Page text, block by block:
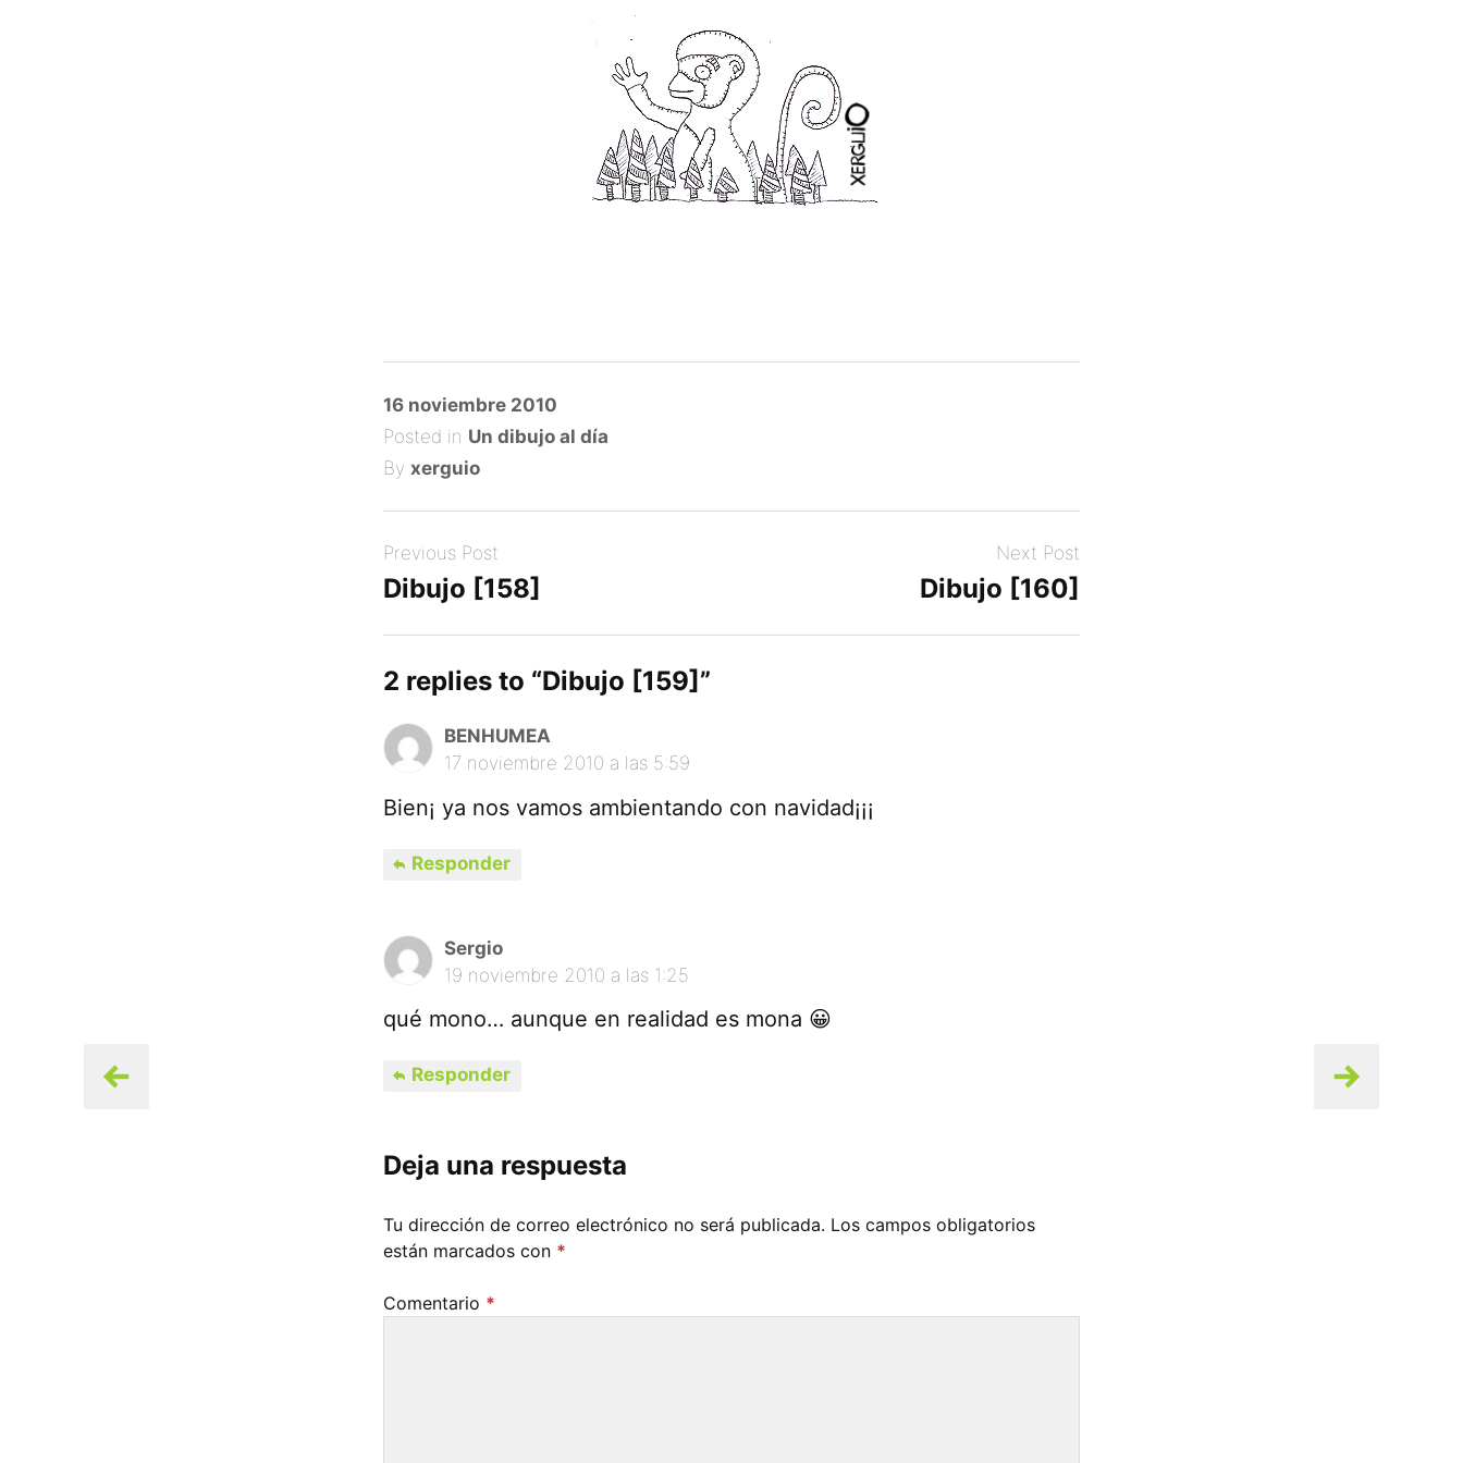
Posted
on
16 noviembre 2010
Posted in Un dibujo al día
By xerguio
Previous Post
Dibujo [158]
Next Post
Dibujo [160]
2 replies to “Dibujo [159] ”
BENHUMEA
17 noviembre 2010 a las 5:59
Bien¡ ya nos vamos ambientando con navidad¡¡¡
Responder
Sergio
19 noviembre 2010 a las 1:25
qué mono… aunque en realidad es mona 😀
Responder
Deja una respuesta
Tu dirección de correo electrónico no será publicada. Los campos obligatorios
están marcados con *
Comentario *